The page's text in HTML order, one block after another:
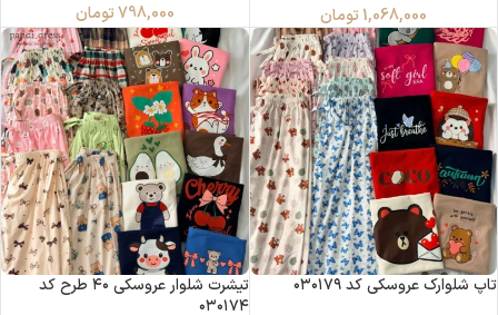
1,068,000 تومان 798,000تومان
تاپ شلوارک عروسکی کد ۰۳۰۱۷۹
تیشرت شلوار عروسکی ۴۰ طرح کد
۰۳۰۱۷۴